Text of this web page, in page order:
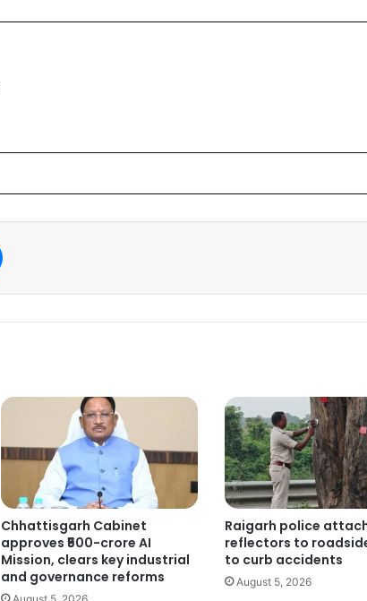
Chhattisgarh Cabinet
approves ₹500-crore AI
Mission, clears key industrial
and governance reforms
Raigarh police
reflectors to
to curb accidents
August 5, 2026